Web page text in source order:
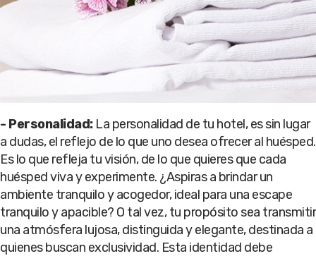
- Personalidad:La personalidad de tu hotel, es sin lugar
a dudas, el reflejo de lo que uno desea ofrecer al huésped.
Es lo que refleja tu visión, de lo que quieres que cada
huésped viva y experimente. ¿Aspiras a brindar un
ambiente tranquilo y acogedor, ideal para una escape
tranquilo y apacible? O tal vez, tu propósito sea transmitir
una atmósfera lujosa, distinguida y elegante, destinada a
quienes buscan exclusividad. Esta identidad debe